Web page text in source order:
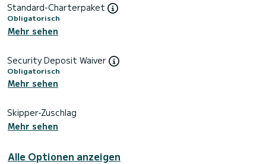
Standard-Charterpaket
Obligatorisch
Mehr sehen
Security Deposit Waiver
Obligatorisch
Mehr sehen
Skipper-Zuschlag
Mehr sehen
Alle Optionen anzeigen